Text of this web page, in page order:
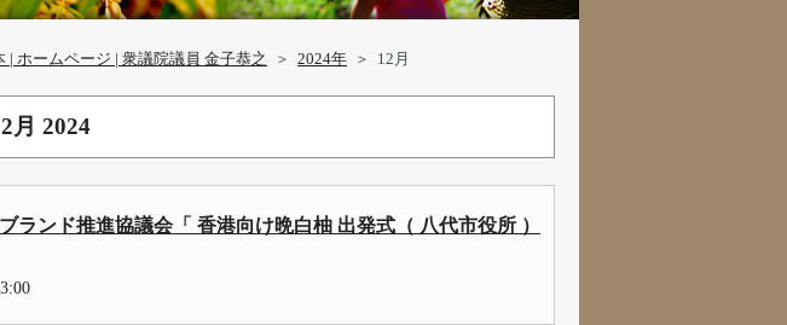
ホームページ | 衆議院議員 金子恭之 ＞ 2024年 ＞ 12月
月 2024
ランド推進協議会「 香港向け晩白柚 出発式（ 八代市役所 ）